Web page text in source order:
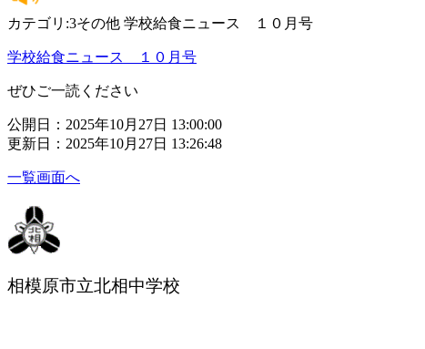
カテゴリ:3その他 学校給食ニュース １０月号
学校給食ニュース １０月号
ぜひご一読ください
公開日：2025年10月27日 13:00:00
更新日：2025年10月27日 13:26:48
一覧画面へ
相模原市立北相中学校